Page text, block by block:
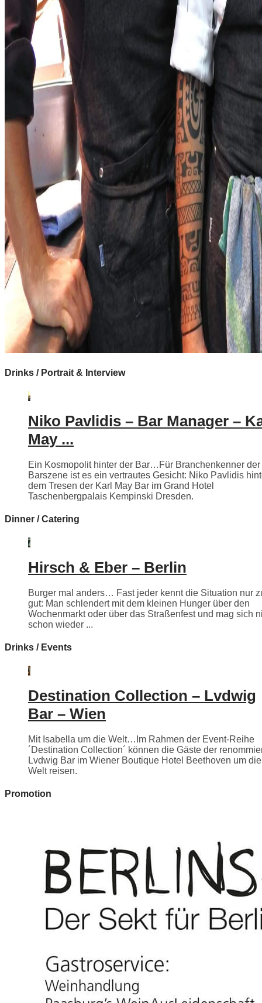
Drinks / Portrait & Interview
Niko Pavlidis – Bar Manager –
May ...
Ein Kosmopolit hinter der Bar…Für Branchenkenner der
Barszene ist es ein vertrautes Gesicht: Niko Pavlidis
dem Tresen der Karl May Bar im Grand Hotel
Taschenbergpalais Kempinski Dresden.
Dinner / Catering
Hirsch & Eber – Berlin
Burger mal anders… Fast jeder kennt die Situation nur
gut: Man schlendert mit dem kleinen Hunger über den
Wochenmarkt oder über das Straßenfest und mag sich
schon wieder ...
Drinks / Events
Destination Collection – Lvdwig
Bar – Wien
Mit Isabella um die Welt…Im Rahmen der Event-Reihe
´Destination Collection´ können die Gäste der
Lvdwig Bar im Wiener Boutique Hotel Beethoven um die
Welt reisen.
Promotion